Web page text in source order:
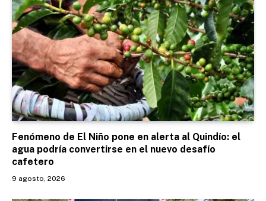
Fenómeno de El Niño pone en alerta al Quindío: el
agua podría convertirse en el nuevo desafío
cafetero
9 agosto, 2026